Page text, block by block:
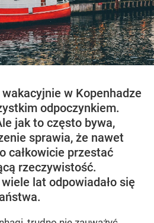
w Kopenhadze
odpoczynkiem.
jak to często bywa,
sprawia, że nawet
całkowicie przestać
rzeczywistość.
lat odpowiadało się